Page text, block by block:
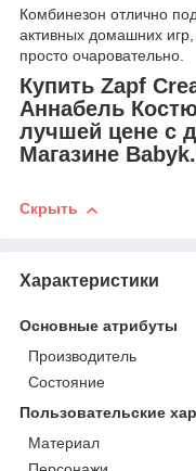
Комбинезон отлично
активных домашних
просто очаровательно.
Купить Zapf
Аннабель
лучшей цене с
Магазине
Скрыть
Характеристики
Основные атрибуты
Производитель
Состояние
Пользовательские
Материал